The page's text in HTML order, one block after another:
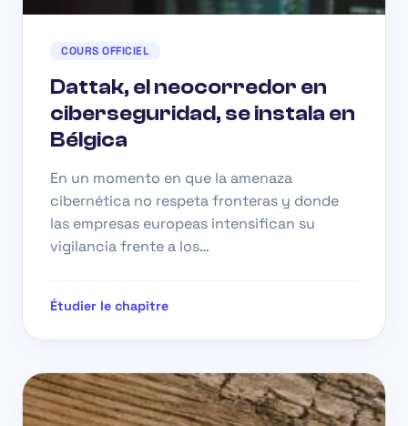
COURS OFFICIEL
Dattak, el neocorredor en
ciberseguridad, se instala en
Bélgica
En un momento en que la amenaza
cibernética no respeta fronteras y donde
las empresas europeas intensifican su
vigilancia frente a los…
Étudier le chapitre